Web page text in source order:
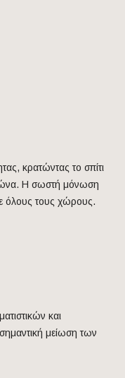
κρατώντας το σπίτι
Η σωστή μόνωση
όλους τους χώρους.
και
μείωση των